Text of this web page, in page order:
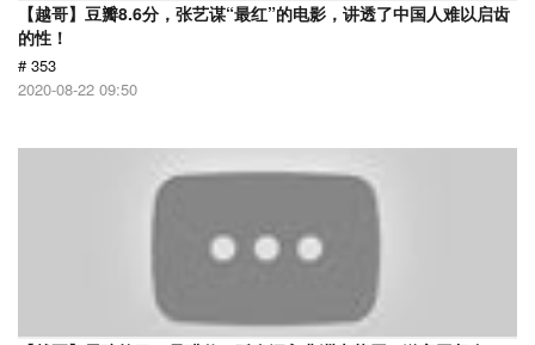
【越哥】豆瓣8.6分，张艺谋“最红”的电影，讲透了中国人难以启齿
的性！
# 353
2020-08-22 09:50